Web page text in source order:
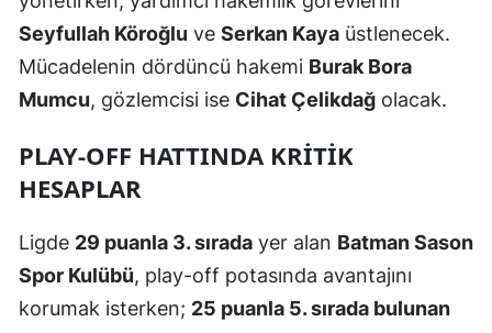
İstanbul
İzmir
Kastamonu
Kırklareli
Kırşehir
Seyfullah Köroğlu ve Serkan Kaya üstlenecek.
Mücadelenin dördüncü hakemi Burak Bora
Mumcu, gözlemcisi ise Cihat Çelikdağ olacak.
PLAY-OFF HATTINDA KRITIK
HESAPLAR
Ligde 29 puanla 3. sırada yer alan Batman Sason
Spor Kulübü, play-off potasında avantajını
korumak isterken; 25 puanla 5. sırada bulunan